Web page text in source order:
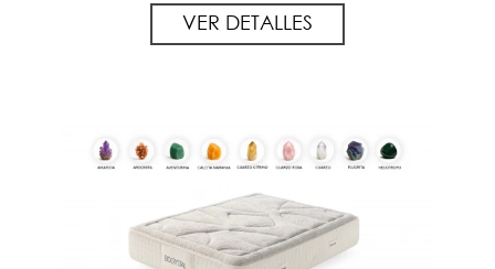
VER DETALLES